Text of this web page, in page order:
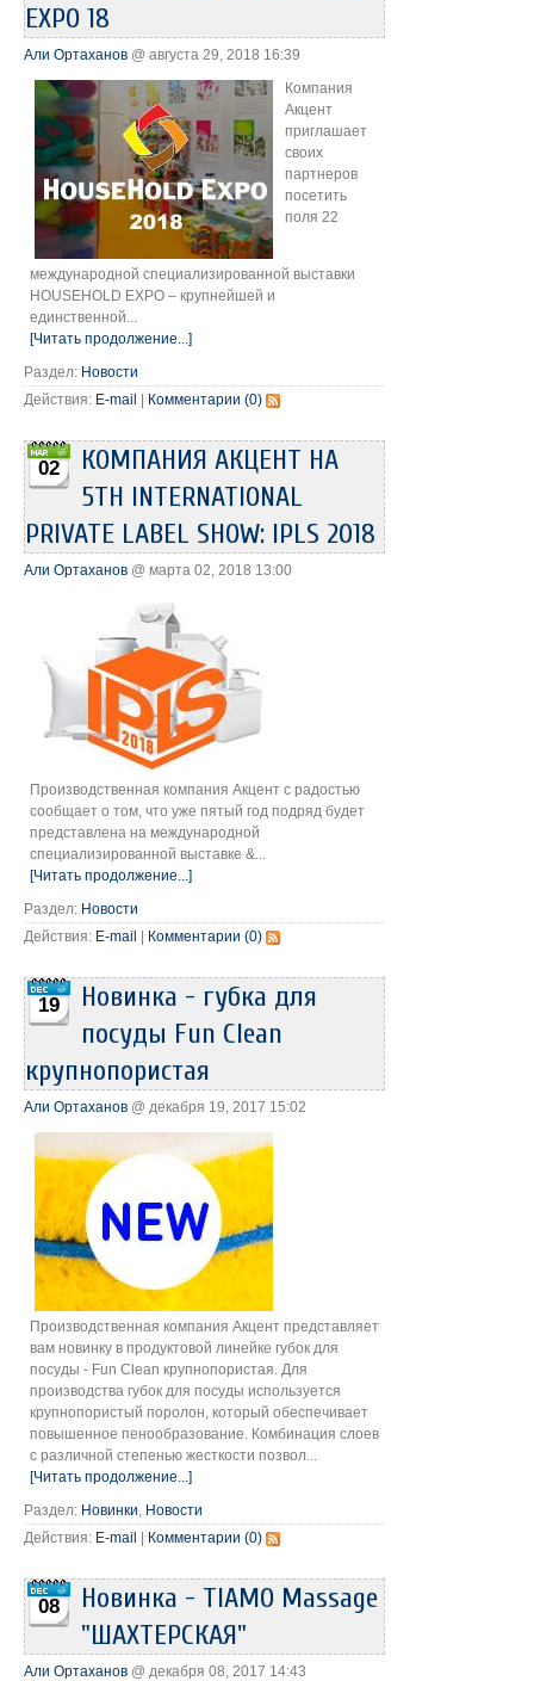
EXPO 18
Али Ортаханов @ августа 29, 2018 16:39
Компания
Акцент
приглашает
своих
партнеров
посетить
поля 22
международной специализированной выставки
HOUSEHOLD EXPO – крупнейшей и
единственной...
[Читать продолжение...]
Раздел: Новости
Действия: E-mail | Комментарии (0)
02
КОМПАНИЯ АКЦЕНТ НА
5TH INTERNATIONAL
PRIVATE LABEL SHOW: IPLS 2018
Али Ортаханов @ марта 02, 2018 13:00
Производственная компания Акцент с радостью
сообщает о том, что уже пятый год подряд будет
представлена на международной
специализированной выставке &...
[Читать продолжение...]
Раздел: Новости
Действия: E-mail | Комментарии (0)
19
Новинка - губка для
посуды Fun Clean
крупнопористая
Али Ортаханов @ декабря 19, 2017 15:02
Производственная компания Акцент представляет
вам новинку в продуктовой линейке губок для
посуды - Fun Clean крупнопористая. Для
производства губок для посуды используется
крупнопористый поролон, который обеспечивает
повышенное пенообразование. Комбинация слоев
с различной степенью жесткости позвол...
[Читать продолжение...]
Раздел: Новинки Новости
Действия: E-mail | Комментарии (0)
08
Новинка - TIAMO Massage
"ШАХТЕРСКАЯ"
Али Ортаханов @ декабря 08, 2017 14:43